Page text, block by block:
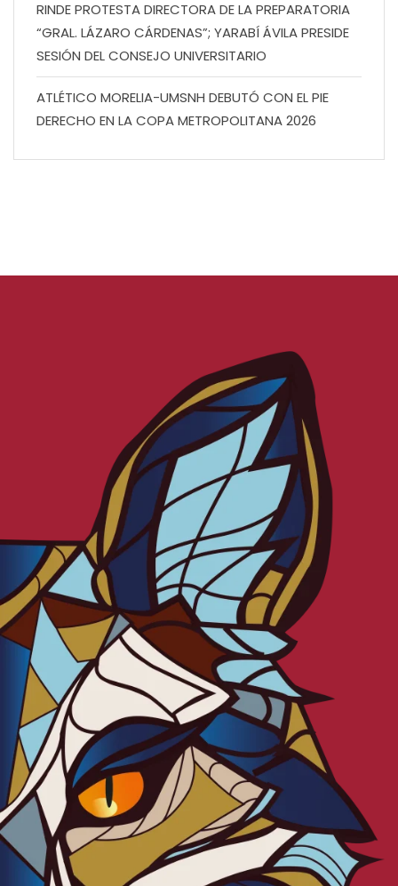
RINDE PROTESTA DIRECTORA DE LA PREPARATORIA
“GRAL. LÁZARO CÁRDENAS”; YARABÍ ÁVILA PRESIDE
SESIÓN DEL CONSEJO UNIVERSITARIO
ATLÉTICO MORELIA-UMSNH DEBUTÓ CON EL PIE
DERECHO EN LA COPA METROPOLITANA 2026